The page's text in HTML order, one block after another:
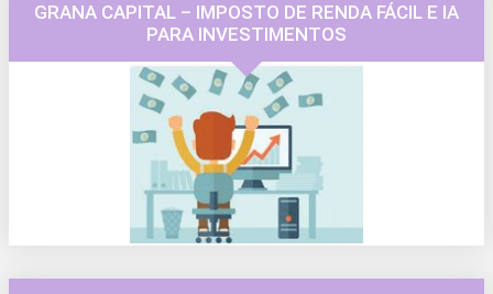
GRANA CAPITAL – IMPOSTO DE RENDA FÁCIL E IA
PARA INVESTIMENTOS